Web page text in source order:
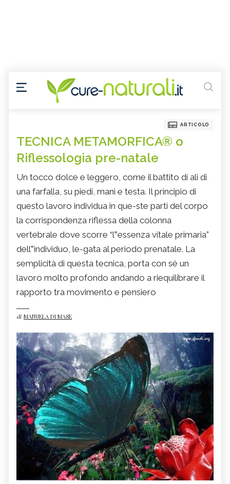
ARTICOLO
TECNICA METAMORFICA® o
Riflessologia pre-natale
Un tocco dolce e leggero, come il battito di ali di
una farfalla, su piedi, mani e testa. Il principio di
questo lavoro individua in que-ste parti del corpo
la corrispondenza riflessa della colonna
vertebrale dove scorre “l‟essenza vitale primaria”
dell‟individuo, le-gata al periodo prenatale. La
semplicità di questa tecnica, porta con sé un
lavoro molto profondo andando a riequilibrare il
rapporto tra movimento e pensiero
di MANUELA DI MASE